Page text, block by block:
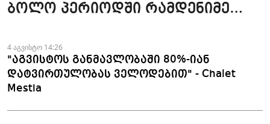
ბოლო პერიოდში რამდენიმე
Beach Club
4 აგვისტო 14:26
"აგვისტოს განმავლობაში 80%-იან
დატვირთულობას ველოდებით" - Chalet
Mestia